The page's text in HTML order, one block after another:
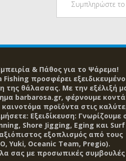
& Πάθος για το Ψάρεμα!
προσφέρει εξειδικευμένο
της θάλασσας. Με την εξέλιξή
barbarosa.gr, φέρνουμε κοντά
προϊόντα στις
Εξειδίκευση: Γνωρίζουμε
Shore Jigging, Eging και Surf
εξοπλισμός από τους
Yuki, Oceanic Team, Pregio).
σας με προσωπικές συμβουλές